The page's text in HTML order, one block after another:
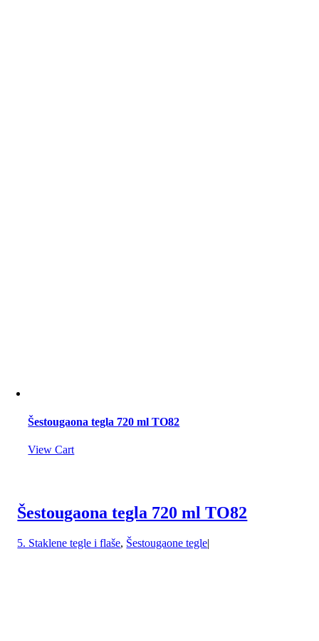
Šestougaona tegla 720 ml TO82
View Cart
Šestougaona tegla 720 ml TO82
5. Staklene tegle i flaše, Šestougaone tegle|